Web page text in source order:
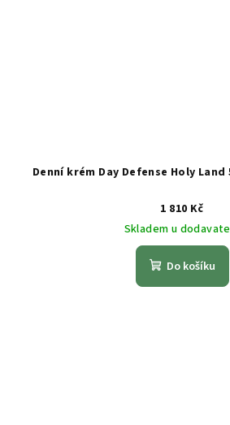
Denní krém Day Defense Holy Land
1 810 Kč
Skladem u
Do košíku